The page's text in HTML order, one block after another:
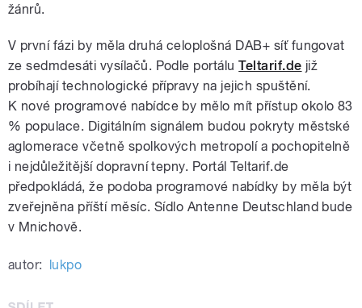
žánrů.
V první fázi by měla druhá celoplošná DAB+ síť fungovat
ze sedmdesáti vysílačů. Podle portáluTeltarif.de již
probíhají technologické přípravy na jejich spuštění.
K nové programové nabídce by mělo mít přístup okolo 83
% populace. Digitálním signálem budou pokryty městské
aglomerace včetně spolkových metropolí a pochopitelně
i nejdůležitější dopravní tepny. Portál Teltarif.de
předpokládá, že podoba programové nabídky by měla být
zveřejněna příští měsíc. Sídlo Antenne Deutschland bude
v Mnichově.
autor: lukpo